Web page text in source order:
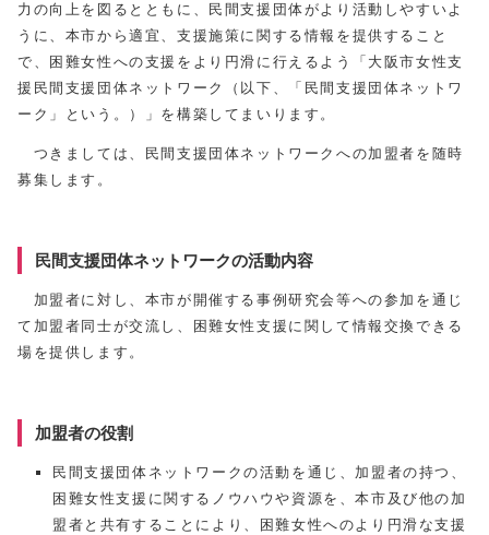
力の向上を図るとともに、民間支援団体がより活動しやすいよ
うに、本市から適宜、支援施策に関する情報を提供すること
で、困難女性への支援をより円滑に行えるよう「大阪市女性支
援民間支援団体ネットワーク（以下、「民間支援団体ネットワ
ーク」という。）」を構築してまいります。
つきましては、民間支援団体ネットワークへの加盟者を随時
募集します。
民間支援団体ネットワークの活動内容
加盟者に対し、本市が開催する事例研究会等への参加を通じ
て加盟者同士が交流し、困難女性支援に関して情報交換できる
場を提供します。
加盟者の役割
民間支援団体ネットワークの活動を通じ、加盟者の持つ、
困難女性支援に関するノウハウや資源を、本市及び他の加
盟者と共有することにより、困難女性へのより円滑な支援